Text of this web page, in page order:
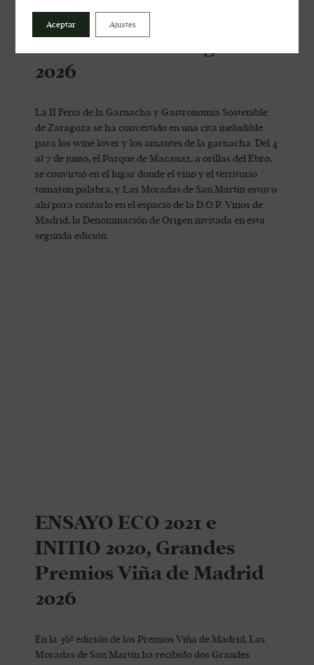
Martín en la Feria de la
2026
La II Feria de la Garnacha y Gastronomía Sostenible
de Zaragoza se ha convertido en una cita ineludible
para los wine lover y los amantes de la garnacha. Del 4
al 7 de junio, el Parque de Macanaz, a orillas del Ebro,
se convirtió en el lugar donde el vino y el territorio
tomaron palabra, y Las Moradas de San Martín estuvo
ahí para contarlo en el espacio de la D.O.P. Vinos de
Madrid, la Denominación de Origen invitada en esta
segunda edición.
ENSAYO ECO 2021 e
INITIO 2020, Grandes
Premios Viña de Madrid
2026
En la 36ª edición de los Premios Viña de Madrid, Las
Moradas de San Martín ha recibido dos Grandes
Aceptar Ajustes